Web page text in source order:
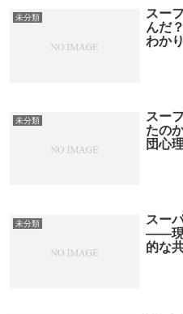
未分類
スー
んだ
わか
未分類
スー
たの
団心
未分類
スー
――現
的な